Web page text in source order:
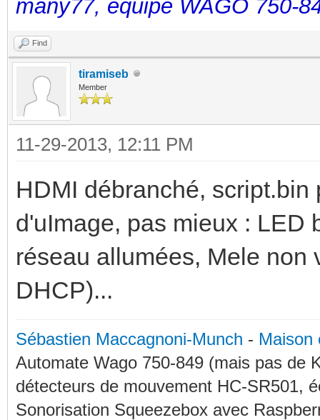
many77, équipé WAGO 750-
Find
tiramiseb
Member
11-29-2013, 12:11 PM
HDMI débranché,
d'uImage, pas mieux : LED
réseau allumées, Mele non
DHCP)...
Sébastien Maccagnoni-Munch - Maison
Automate Wago 750-849 (mais pas de
détecteurs de mouvement HC-SR501,
Sonorisation Squeezebox avec